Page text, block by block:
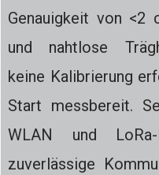
Genauigkeit von <2
und nahtlose
keine Kalibrierung
Start messbereit.
WLAN und
zuverlässige